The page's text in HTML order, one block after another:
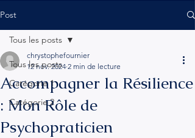
Post
Tous les posts
Catégorie 1
Catégorie 2
Tous les posts
Accompagner la Résilience
: Mon Rôle de
Psychopraticien
chrystophefournier
12 nov. 2024 2 min de lecture